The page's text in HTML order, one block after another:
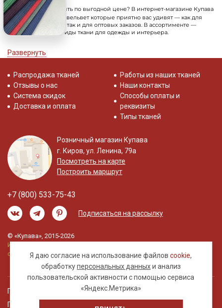
Хотите вельвет купить по выгодной цене? В интернет-магазине Купава
вы найдете цены на вельвет которые приятно вас удивят — как для
розничной покупки, так и для оптовых заказов. В ассортименте —
мягкие и плотные виды ткани для одежды и интерьера.
Вельвет с доставкой по всей России и СНГ
всей России. Вы можете купить ткань вельвет в интернет-магазине с
удобной оплатой и быстрой доставкой.
Развернуть
Я даю согласие на использование файловcookie,
обработкуперсональных данныхи анализ
пользовательской активности с помощью сервиса
«Яндекс.Метрика»
Распродажа тканей
Отзывы о нас
Система скидок
Доставка и оплата
Работы из наших тканей
Наши контакты
Способы оплаты и
реквизиты
Типы тканей
Розничный магазин Купава
г. Киров, ул. Ленина, 79а
Посмотреть на карте
Построить маршрут
+7 (800) 533-75-43
Подписаться на рассылку
© «Купава», 2015-2026
Информация на сайте не является публичной
офертой.
Правовая информация
Политика обработки персональных данных